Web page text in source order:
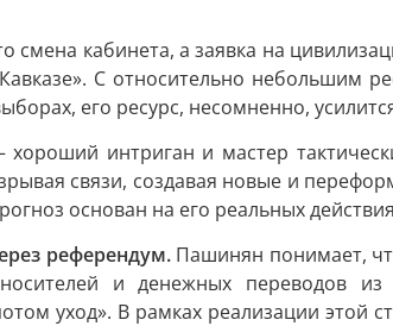
смена кабинета, а заявка на
С относительно небольшим
его ресурс, несомненно,
интриган и мастер
связи, создавая новые и
основан на его реальных
референдум. Пашинян понимает,
и денежных переводов
уход». В рамках реализации этой